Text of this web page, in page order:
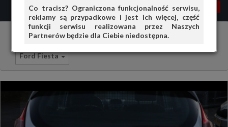
Co tracisz? Ograniczona funkcjonalność serwisu,
reklamy są przypadkowe i jest ich więcej, część
funkcji serwisu realizowana przez Naszych
Partnerów będzie dla Ciebie niedostępna.
MENU MOJA AG
PRZEGLĄD
Samochody osobowe Ford
Ford Fiesta